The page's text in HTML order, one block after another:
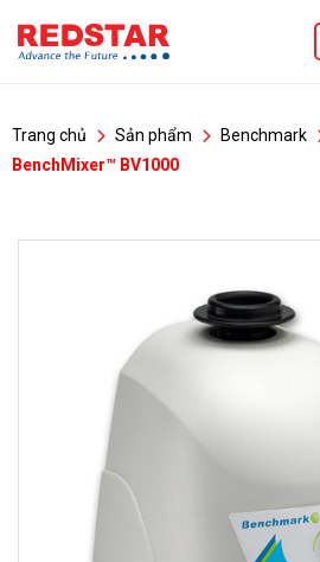
qua
Trang chủ Sản phẩm Benchmark
BenchMixer™ BV1000